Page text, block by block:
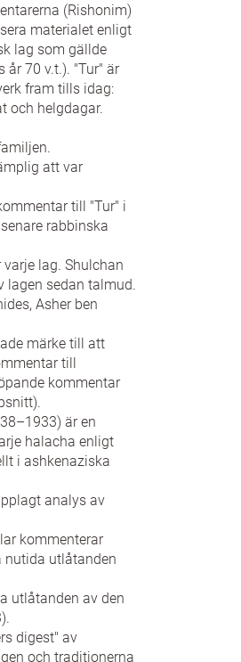
(Rishonim)
materialet enligt
lag som gällde
70 v.t.). "Tur" är
fram tills idag:
och helgdagar.
att var
till "Tur" i
rabbinska
lag. Shulchan
lagen sedan talmud.
Asher ben
märke till att
till
kommentar
är en
halacha enligt
i ashkenaziska
analys av
kommenterar
nutida utlåtanden
utlåtanden av den
digest" av
och traditionerna